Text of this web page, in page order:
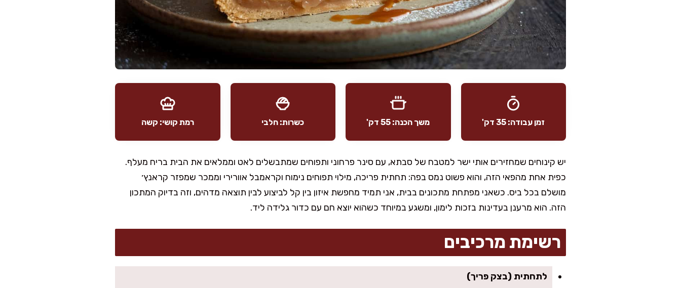
זמן עבודה: 35 דק' משך הכנה: 55 דק' כשרות: חלבי רמת קושי: קשה
יש קינוחים שמחזירים אותי ישר למטבח של סבתא, עם סינר פרחוני ותפוחים שמתבשלים לאט וממלאים את הבית בריח מעלף.
כפית אחת מהפאי הזה, והוא פשוט נמס בפה: תחתית פריכה, מילוי תפוחים נימוח וקראמבל אוורירי וממכר שמפזר קראנץ׳
מושלם בכל ביס. כשאני מפתחת מתכונים בבית, אני תמיד מחפשת איזון בין קל לביצוע לבין תוצאה מדהים, וזה בדיוק המתכון
הזה. הוא מרענן בעדינות בזכות לימון, ומשגע במיוחד כשהוא יוצא חם עם כדור גלידה ליד.
רשימת מרכיבים
לתחתית (בצק פריך)